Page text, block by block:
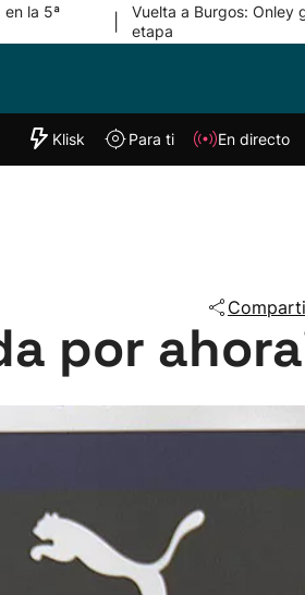
la 5ª
Vuelta a Burgos: Onley
etapa
"Helmuga"
Klisk
Klisk Para ti En directo
por